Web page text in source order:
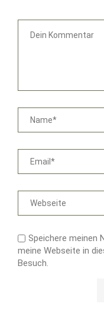
Speichere meinen
meine Webseite in
Besuch.